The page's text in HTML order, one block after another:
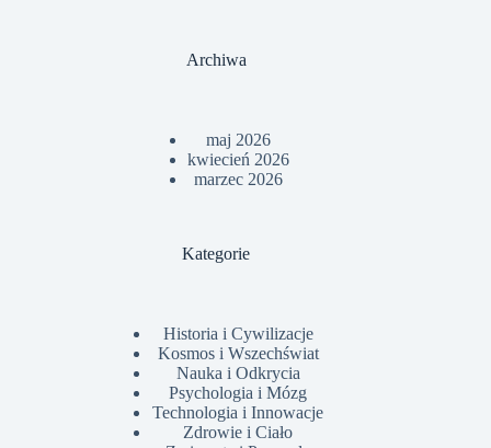
Archiwa
maj 2026
kwiecień 2026
marzec 2026
Kategorie
Historia i Cywilizacje
Kosmos i Wszechświat
Nauka i Odkrycia
Psychologia i Mózg
Technologia i Innowacje
Zdrowie i Ciało